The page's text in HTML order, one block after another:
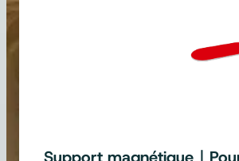
Support magnétique｜